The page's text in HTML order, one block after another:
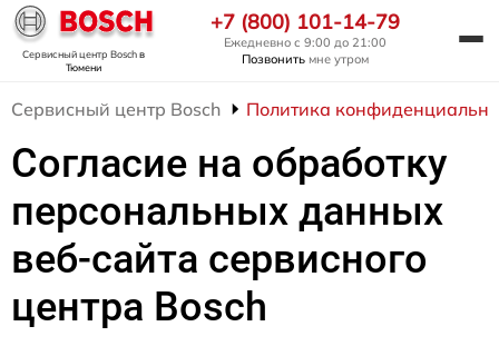
Сервисный центр Boschв
Тюмени
+7 (800) 101-14-79
Ежедневно с 9:00 до 21:00
Позвонить мне утром
Сервисный центр Bosch Политика
Согласие на обработку
персональных данных
веб-сайта сервисного
центра Bosch